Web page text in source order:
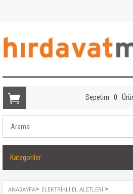
Sepetim 0
Kategoriler
ANASAYFA> ELEKTRIKLI EL ALETLERI >